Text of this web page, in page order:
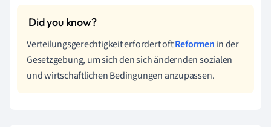
Verteilungsgerechtigkeit erfordert oftReformenin der
Gesetzgebung, um sich den sich ändernden sozialen
und wirtschaftlichen Bedingungen anzupassen.